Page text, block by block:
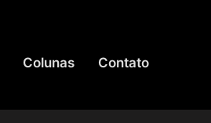
Colunas Contato